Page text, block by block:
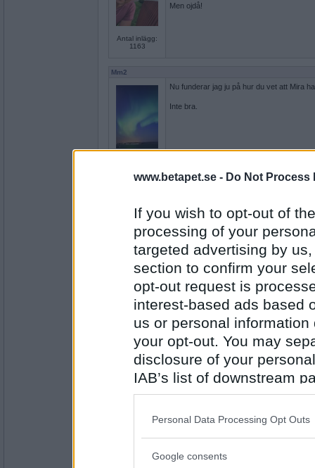
www.betapet.se - Do Not Process
If you wish to opt-out of
processing of your
targeted advertising by
section to confirm your
opt-out request is
interest-based ads based
us or personal
your opt-out. You may
disclosure of your
IAB’s list of downstream
also be disclosed by us
Downstream Participants
Please note that this
Personal Data Processing Opt Outs
Google consents
Antal inlägg:
1163
Men ojdå!
Mm2
Nu funderar jag ju på hur du vet att Mira
Inte bra.
Antal inlägg:
1163
Men det är väl bara att sätta in en då..
Antal inlägg:
5687
Fick du en stöt eller vad var det som
Många tanter att välja bland
Varför tycker du att Betapet är bättre än